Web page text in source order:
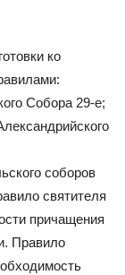
ко
Собора 29-е;
соборов
святителя
причащения
Правило